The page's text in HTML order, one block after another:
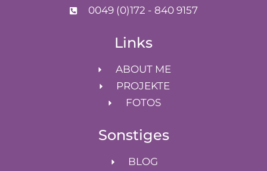
0049 (0)172 - 840 9157
Links
ABOUT ME
PROJEKTE
FOTOS
Sonstiges
BLOG